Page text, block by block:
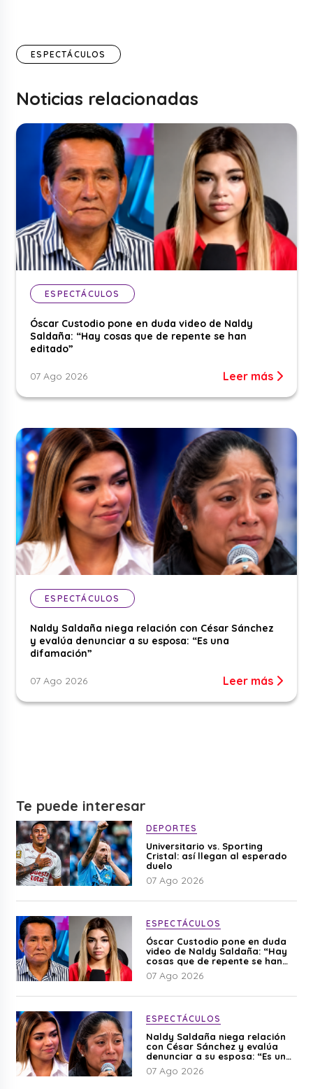
ESPECTÁCULOS
Noticias relacionadas
ESPECTÁCULOS
Óscar Custodio pone en duda video de Naldy
Saldaña: “Hay cosas que de repente se han
editado”
07 Ago 2026 Leer más
ESPECTÁCULOS
Naldy Saldaña niega relación con César Sánchez
y evalúa denunciar a su esposa: “Es una
difamación”
07 Ago 2026 Leer más
Te puede interesar
DEPORTES
Universitario vs. Sporting
Cristal: así llegan al esperado
duelo
07 Ago 2026
ESPECTÁCULOS
Óscar Custodio pone en duda
video de Naldy Saldaña: “Hay
cosas que de repente se han
editado”
07 Ago 2026
ESPECTÁCULOS
Naldy Saldaña niega relación
con César Sánchez y evalúa
denunciar a su esposa: “Es una
difamación”
07 Ago 2026